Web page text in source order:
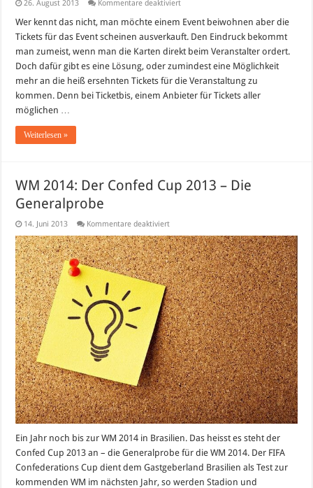
26. August 2013 Kommentare deaktiviertfür
für
&
internationale
Events
Wer kennt das nicht, man möchte einem Event beiwohnen aber die
Tickets für das Event scheinen ausverkauft. Den Eindruck bekommt
man zumeist, wenn man die Karten direkt beim Veranstalter ordert.
Doch dafür gibt es eine Lösung, oder zumindest eine Möglichkeit
mehr an die heiß ersehnten Tickets für die Veranstaltung zu
kommen. Denn bei Ticketbis, einem Anbieter für Tickets aller
möglichen …
Weiterlesen »
WM 2014: Der Confed Cup 2013 – Die
Generalprobe
14. Juni 2013 Kommentare deaktiviertfür
2014:
Der
Confed
Cup
2013
–
Die
Generalprobe
Ein Jahr noch bis zur WM 2014 in Brasilien. Das heisst es steht der
Confed Cup 2013 an – die Generalprobe für die WM 2014. Der FIFA
Confederations Cup dient dem Gastgeberland Brasilien als Test zur
kommenden WM im nächsten Jahr, so werden Stadion und